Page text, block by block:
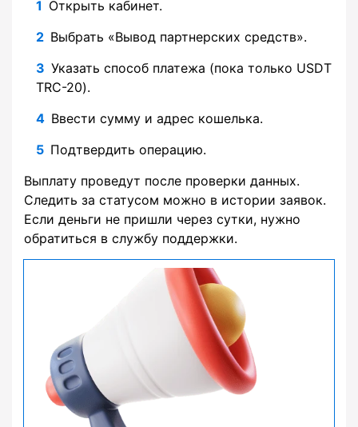
Открыть кабинет.
Выбрать «Вывод партнерских средств».
Указать способ платежа (пока только USDT
TRC-20).
Ввести сумму и адрес кошелька.
Подтвердить операцию.
Выплату проведут после проверки данных.
Следить за статусом можно в истории заявок.
Если деньги не пришли через сутки, нужно
обратиться в службу поддержки.